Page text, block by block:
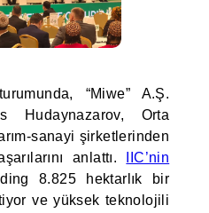
“Miwe” A.Ş.
Hudaynazarov, Orta
sanayi şirketlerinden
anlattı.
IIC’nin
8.825 hektarlık bir
ve yüksek teknolojili